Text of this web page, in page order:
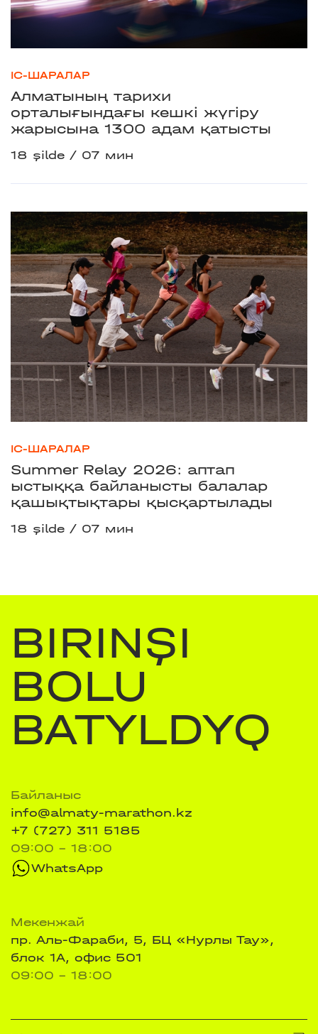
ІС-ШАРАЛАР
Алматының тарихи
орталығындағы кешкі жүгіру
жарысына 1300 адам қатысты
18 şilde 07 мин
ІС-ШАРАЛАР
Summer Relay 2026: аптап
ыстыққа байланысты балалар
қашықтықтары қысқартылады
18 şilde 07 мин
BIRINŞI
BOLU
BATYLDYQ
Байланыс
info@almaty-marathon.kz
+7 (727) 311 5185
09:00 - 18:00
WhatsApp
Мекенжай
пр. Аль-Фараби, 5, БЦ «Нурлы Тау»,
блок 1А, офис 501
09:00 - 18:00